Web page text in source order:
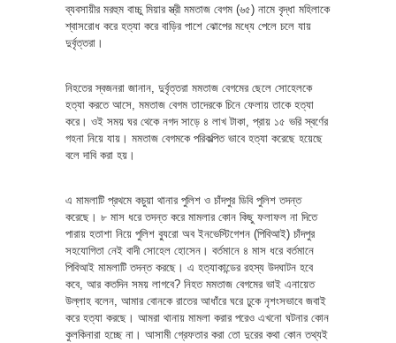
ব্যবসায়ীর মরহুম বাচ্চু মিয়ার স্ত্রী মমতাজ বেগম (৬৫) নামে বৃদ্ধা মহিলাকে
শ্বাসরোধ করে হত্যা করে বাড়ির পাশে ঝোপের মধ্যে পেলে চলে যায়
দুর্বৃত্তরা।
নিহতের স্বজনরা জানান, দুর্বৃত্তরা মমতাজ বেগমের ছেলে সোহেলকে
হত্যা করতে আসে, মমতাজ বেগম তাদেরকে চিনে ফেলায় তাকে হত্যা
করে। ওই সময় ঘর থেকে নগদ সাড়ে ৪ লাখ টাকা, প্রায় ১৫ ভরি স্বর্ণের
গহনা নিয়ে যায়। মমতাজ বেগমকে পরিকল্পিত ভাবে হত্যা করেছে হয়েছে
বলে দাবি করা হয়।
এ মামলাটি প্রথমে কচুয়া থানার পুলিশ ও চাঁদপুর ডিবি পুলিশ তদন্ত
করেছে। ৮ মাস ধরে তদন্ত করে মামলার কোন কিছু ফলাফল না দিতে
পারায় হতাশা নিয়ে পুলিশ ব্যুরো অব ইনভেস্টিগেশন (পিবিআই) চাঁদপুর
সহযোগিতা নেই বাদী সোহেল হোসেন। বর্তমানে ৪ মাস ধরে বর্তমানে
পিবিআই মামলাটি তদন্ত করছে। এ হত্যাকান্ডের রহস্য উদঘাটন হবে
কবে, আর কতদিন সময় লাগবে? নিহত মমতাজ বেগমের ভাই এনায়েত
উল্লাহ বলেন, আমার বোনকে রাতের আধাঁরে ঘরে ঢুকে নৃশংসভাবে জবাই
করে হত্যা করছে। আমরা থানায় মামলা করার পরেও এখনো ঘটনার কোন
কুলকিনারা হচ্ছে না। আসামী গ্রেফতার করা তো দুরের কথা কোন তথ্যই